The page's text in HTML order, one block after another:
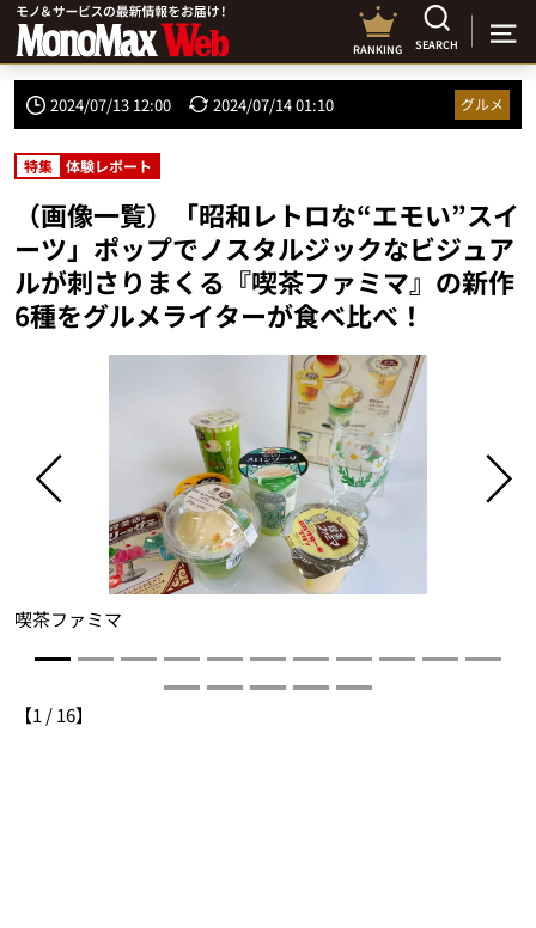
RANKING SEARCH
2024/07/13 12:00 2024/07/14 01:10 グルメ
特集 体験レポート
（画像一覧）「昭和レトロな“エモい”スイ
ーツ」ポップでノスタルジックなビジュア
ルが刺さりまくる『喫茶ファミマ』の新作
6種をグルメライターが食べ比べ！
喫茶ファミマ
【1 /16】